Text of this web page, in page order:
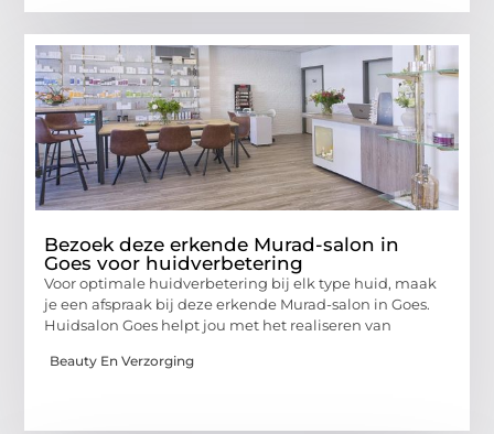
Bezoek deze erkende Murad-salon in
Goes voor huidverbetering
Voor optimale huidverbetering bij elk type huid, maak
je een afspraak bij deze erkende Murad-salon in Goes.
Huidsalon Goes helpt jou met het realiseren van
Beauty En Verzorging